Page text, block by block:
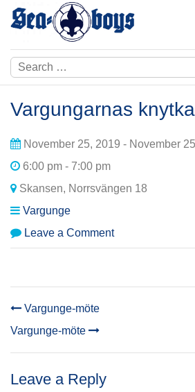
Skip
Search
for:
Vargungarnas
November 25, 2019 - November
6:00 pm - 7:00 pm
Skansen, Norrsvängen 18
Vargunge
Leave a Commenton
Vargungarnas
POST
NAVIGATION
Vargunge-möte
Vargunge-möte
Leave a Reply